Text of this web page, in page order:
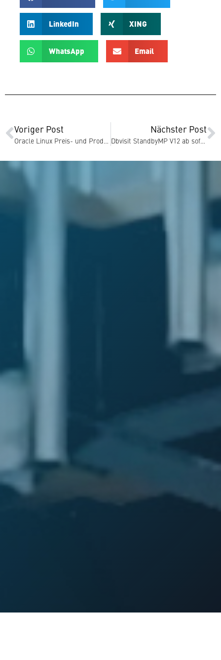
LinkedIn XING
WhatsApp Email
Voriger Post Nächster Post
Dbvisit StandbyMP V12 ab sofort verfügbar